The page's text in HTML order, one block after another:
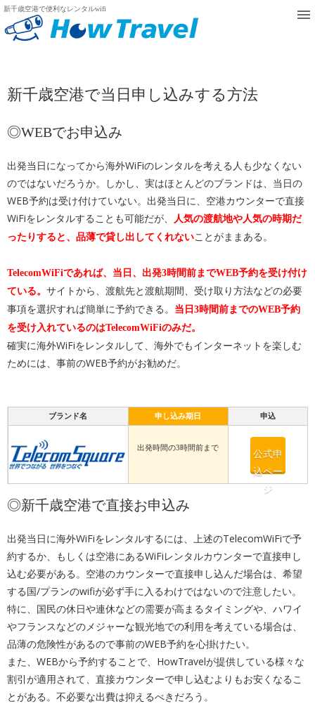
新千歳空港で便利なレンタルwifi
新千歳空港で当日申し込みする方法
◎WEBでお申込み
出発当日になってから海外WiFiのレンタルを考える人も少なくない
のではないだろうか。しかし、実はほとんどのブランドは、当日の
WEB予約は受け付けていない。出発当日に、空港カウンターで直接
WiFiをレンタルすることも可能だが、
人気の渡航地や人気の時期だ
ったりすると、品薄で貸し出してくれないことがままある。
TelecomWiFiであれば、当日、出発3時間前までWEB予約を受け付け
ている。 サイトから、渡航先と渡航期間、受け取り方法などの必要
事項を選択すれば簡単に予約できる。
当日3時間前までのWEB予約
を受け入れているのはTelecomWiFiのみだ。
確実に海外WiFiをレンタルして、海外でもインターネットを楽しむ
ためには、事前のWEB予約がお勧めだ。
ブランド名 申し込み期日 申込
出発時間の3時間前まで
公式申
込ペー
ジ
◎新千歳空港で直接お申込み
出発当日に海外WiFiをレンタルするには、上述のTelecomWiFiで予
約するか、もしくは空港にあるWiFiレンタルカウンターで直接申し
込む必要がある。空港のカウンターで直接申し込んだ場合は、希望
する国/プランのwifiが必ず手に入るわけではないので注意したい。
特に、国民の休日や連休などの需要が高まるタイミングや、ハワイ
やフランスなどのメジャーな観光地での利用を考えている場合は、
品薄の危険性があるので事前のWEB予約を心掛けたい。
また、WEBから予約することで、HowTravelが提供している様々な
割引が適用されて、直接カウンターで申し込むよりもお安くなるこ
とがある。不必要な出費は抑えるべきだろう。